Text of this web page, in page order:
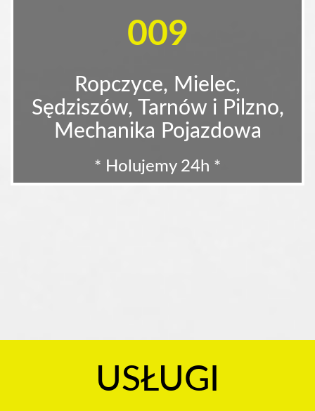
009
Ropczyce, Mielec,
Sędziszów, Tarnów i Pilzno,
Mechanika Pojazdowa
* Holujemy 24h *
USŁUGI